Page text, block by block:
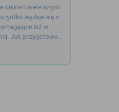
online i wiele innych
wydaje się o
niż w
Jak przygotować